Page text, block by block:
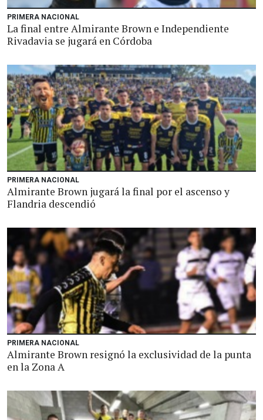
PRIMERA NACIONAL
La final entre Almirante Brown e Independiente
Rivadavia se jugará en Córdoba
PRIMERA NACIONAL
Almirante Brown jugará la final por el ascenso y
Flandria descendió
PRIMERA NACIONAL
Almirante Brown resignó la exclusividad de la punta
en la Zona A